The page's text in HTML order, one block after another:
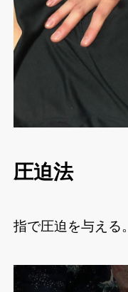
圧迫法
指で圧迫を与える。